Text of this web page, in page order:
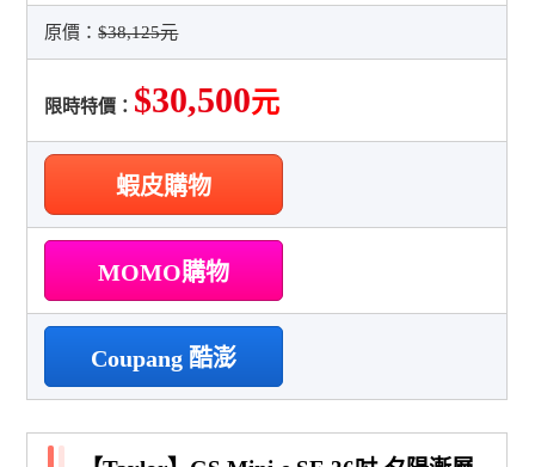
原價：$38,125元
限時特價： $30,500元
蝦皮購物
MOMO購物
Coupang 酷澎